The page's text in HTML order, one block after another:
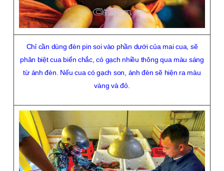
Chỉ cần dùng đèn pin soi vào phần dưới của mai cua, sẽ
phân biệt cua biển chắc, có gạch nhiều thông qua màu sáng
từ ánh đèn. Nếu cua có gạch son, ánh đèn sẽ hiện ra màu
vàng và đỏ.